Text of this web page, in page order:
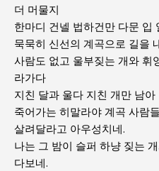
더 머물지
한마디 건넬 법하건만 다문 입
묵묵히 신선의 계곡으로 길을
사람도 없고 울부짖는 개와 휘
라가다
지친 달과 울다 지친 개만 남아
죽어가는 히말라야 계곡 사람
살려달라고 아우성치네.
나는 그 밤이 슬퍼 하냥 짖는
다보네.